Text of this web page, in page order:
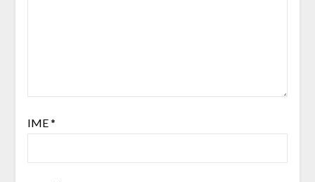
IME*